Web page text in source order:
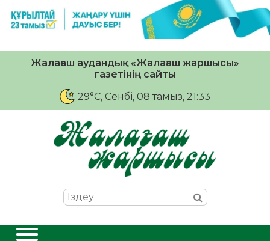
Жалағаш аудандық «Жалағаш жаршысы»
газетінің сайты
29°C, Сенбі, 08 тамыз, 21:33